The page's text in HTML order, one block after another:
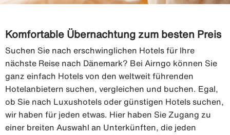
Komfortable Übernachtung zum besten Preis
Suchen Sie nach erschwinglichen Hotels für Ihre
nächste Reise nach Dänemark? Bei Airngo können Sie
ganz einfach Hotels von den weltweit führenden
Hotelanbietern suchen, vergleichen und buchen. Egal,
ob Sie nach Luxushotels oder günstigen Hotels suchen,
wir haben für jeden etwas. Hier haben Sie Zugang zu
einer breiten Auswahl an Unterkünften, die jeden